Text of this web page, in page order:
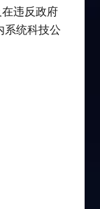
违反政府
系统科技公